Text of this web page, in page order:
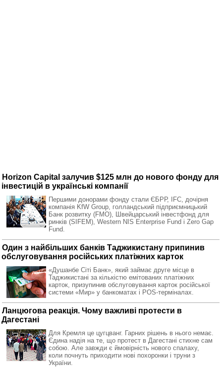
Horizon Capital залучив $125 млн до нового фонду для
інвестицій в українські компанії
Першими донорами фонду стали ЄБРР, IFС, дочірня
компанія KfW Group, голландський підприємницький
Банк розвитку (FMO), Швейцарський інвестфонд для
ринків (SIFEM), Western NIS Enterprise Fund і Zero Gap
Fund.
Один з найбільших банків Таджикистану припинив
обслуговування російських платіжних карток
«Душанбе Сіті Банк», який займає друге місце в
Таджикистані за кількістю емітованих платіжних
карток, призупинив обслуговування карток російської
системи «Мир» у банкоматах і POS-терміналах.
Ланцюгова реакція. Чому важливі протести в
Дагестані
Для Кремля це цугцванг. Гарних рішень в нього немає.
Єдина надія на те, що протест в Дагестані стихне сам
собою. Але завжди є ймовірність нового спалаху,
коли почнуть приходити нові похоронки і труни з
України.